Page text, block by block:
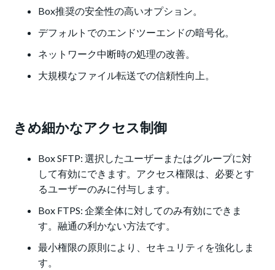
Box推奨の安全性の高いオプション。
デフォルトでのエンドツーエンドの暗号化。
ネットワーク中断時の処理の改善。
大規模なファイル転送での信頼性向上。
きめ細かなアクセス制御
Box SFTP: 選択したユーザーまたはグループに対
して有効にできます。アクセス権限は、必要とす
るユーザーのみに付与します。
Box FTPS: 企業全体に対してのみ有効にできま
す。融通の利かない方法です。
最小権限の原則により、セキュリティを強化しま
す。